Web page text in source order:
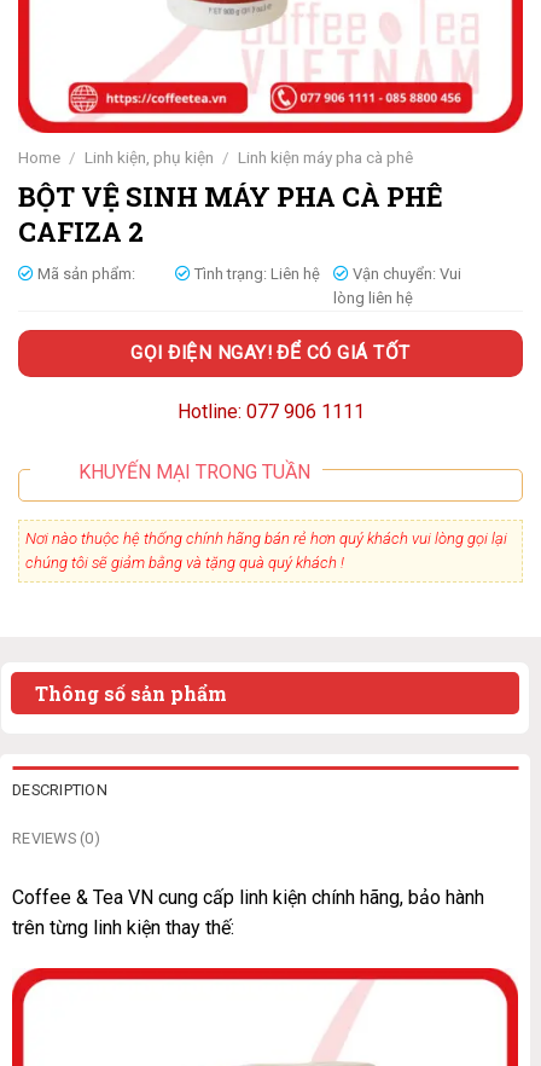
Home / Linh kiện, phụ kiện / Linh kiện máy pha cà phê
BỘT VỆ SINH MÁY PHA CÀ PHÊ
CAFIZA 2
Mã sản phẩm: Tình trạng: Liên hệ Vận chuyển: Vui
lòng liên hệ
GỌI ĐIỆN NGAY! ĐỂ CÓ GIÁ TỐT
Hotline: 077 906 1111
KHUYẾN MẠI TRONG TUẦN
Nơi nào thuộc hệ thống chính hãng bán rẻ hơn quý khách vui lòng gọi lại
chúng tôi sẽ giảm bằng và tặng quà quý khách !
Thông số sản phẩm
DESCRIPTION
REVIEWS (0)
Coffee & Tea VN cung cấp linh kiện chính hãng, bảo hành
trên từng linh kiện thay thế: